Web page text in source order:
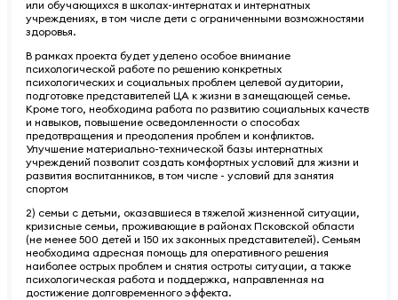
или обучающихся в школах-интернатах и интернатных
учреждениях, в том числе дети с ограниченными возможностями
здоровья.
В рамках проекта будет уделено особое внимание
психологической работе по решению конкретных
психологических и социальных проблем целевой аудитории,
подготовке представителей ЦА к жизни в замещающей семье.
Кроме того, необходима работа по развитию социальных качеств
и навыков, повышение осведомленности о способах
предотвращения и преодоления проблем и конфликтов.
Улучшение материально-технической базы интернатных
учреждений позволит создать комфортных условий для жизни и
развития воспитанников, в том числе - условий для занятия
спортом
2) семьи с детьми, оказавшиеся в тяжелой жизненной ситуации,
кризисные семьи, проживающие в районах Псковской области
(не менее 500 детей и 150 их законных представителей). Семьям
необходима адресная помощь для оперативного решения
наиболее острых проблем и снятия остроты ситуации, а также
психологическая работа и поддержка, направленная на
достижение долговременного эффекта.